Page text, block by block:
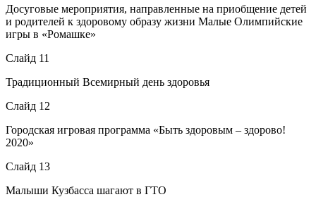
Досуговые мероприятия, направленные на приобщение детей
и родителей к здоровому образу жизни Малые Олимпийские
игры в «Ромашке»
Слайд 11
Традиционный Всемирный день здоровья
Слайд 12
Городская игровая программа «Быть здоровым – здорово!
2020»
Слайд 13
Малыши Кузбасса шагают в ГТО